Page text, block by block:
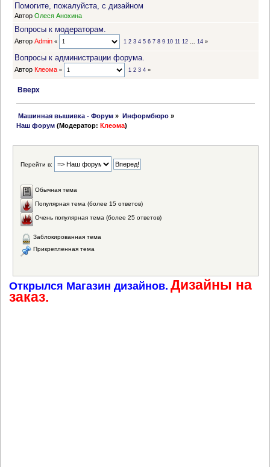
Помогите, пожалуйста, с дизайном
Автор Олеся Анохина
Вопросы к модераторам.
Автор Admin « 1 2 3 4 5 6 7 8 9 10 11 12 14»
Вопросы к администрации форума.
Автор Клеома « 1 2 3 4»
Вверх
Машинная вышивка - Форум » Информбюро»
Наш форум (Модератор:Клеома)
Перейти в:
Обычная тема
Популярная тема (более 15 ответов)
Очень популярная тема (более 25 ответов)
Заблокированная тема
Прикрепленная тема
Открылся Магазин дизайнов. Дизайны на
заказ.